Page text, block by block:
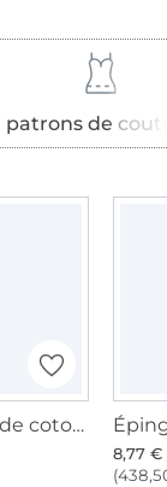
patrons de
Tissu jersey de coton uni, blanc
8,77